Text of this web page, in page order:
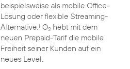
beispielsweise als mobile Office-
Lösung oder flexible Streaming-
Alternative.1 O2hebt mit dem
neuen Prepaid-Tarif die mobile
Freiheit seiner Kunden auf ein
neues Level.